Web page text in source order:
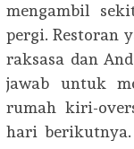
mengambil
pergi. Restoran
raksasa dan
jawab untuk
rumah kiri-
hari berikutnya.